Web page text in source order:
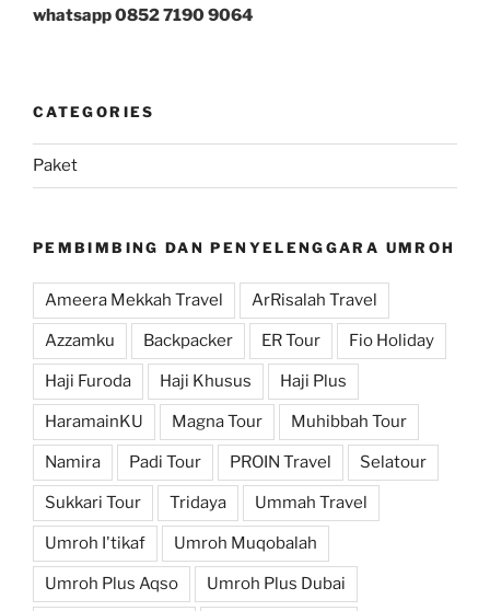
whatsapp 0852 7190 9064
CATEGORIES
Paket
PEMBIMBING DAN PENYELENGGARA UMROH
Ameera Mekkah Travel ArRisalah Travel
Azzamku Backpacker ER Tour Fio Holiday
Haji Furoda Haji Khusus Haji Plus
HaramainKU Magna Tour Muhibbah Tour
Namira Padi Tour PROIN Travel Selatour
Sukkari Tour Tridaya Ummah Travel
Umroh I'tikaf Umroh Muqobalah
Umroh Plus Aqso Umroh Plus Dubai